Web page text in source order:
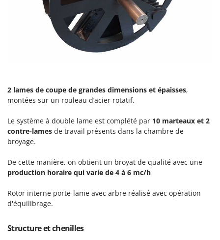
2 lames de coupe de grandes dimensions et épaisses,
montées sur un rouleau d’acier rotatif.
Le système à double lame est complété par 10 marteaux et 2
contre-lames de travail présents dans la chambre de
broyage.
De cette manière, on obtient un broyat de qualité avec une
production horaire qui varie de 4 à 6 mc/h
Rotor interne porte-lame avec arbre réalisé avec opération
d'équilibrage.
Structure et chenilles